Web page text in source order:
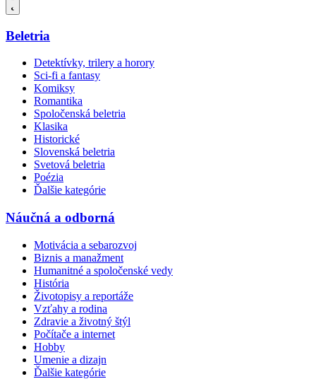
Beletria
Detektívky, trilery a horory
Sci-fi a fantasy
Komiksy
Romantika
Spoločenská beletria
Klasika
Historické
Slovenská beletria
Svetová beletria
Poézia
Ďalšie kategórie
Náučná a odborná
Motivácia a sebarozvoj
Biznis a manažment
Humanitné a spoločenské vedy
História
Životopisy a reportáže
Vzťahy a rodina
Zdravie a životný štýl
Počítače a internet
Hobby
Umenie a dizajn
Ďalšie kategórie